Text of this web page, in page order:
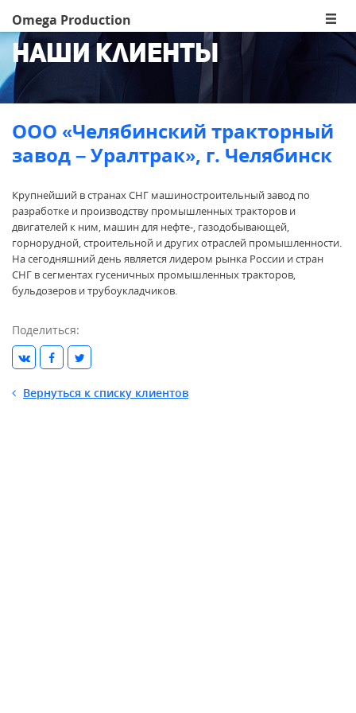
Omega Production
Наши клиенты
ООО «Челябинский тракторный
завод – Уралтрак», г. Челябинск
Крупнейший в странах СНГ машиностроительный завод по
разработке и производству промышленных тракторов и
двигателей к ним, машин для нефте-, газодобывающей,
горнорудной, строительной и других отраслей промышленности.
На сегодняшний день является лидером рынка России и стран
СНГ в сегментах гусеничных промышленных тракторов,
бульдозеров и трубоукладчиков.
Поделиться:
Вернуться к списку клиентов